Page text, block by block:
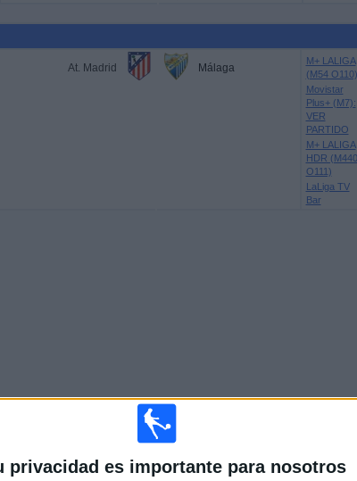
privacidad es importante para nosotros
At. Madrid Málaga
M+ LALIGA
(M54 O110)
Movistar
Plus+ (M7):
VER
PARTIDO
M+ LALIGA
HDR (M440
O111)
LaLiga TV
Bar